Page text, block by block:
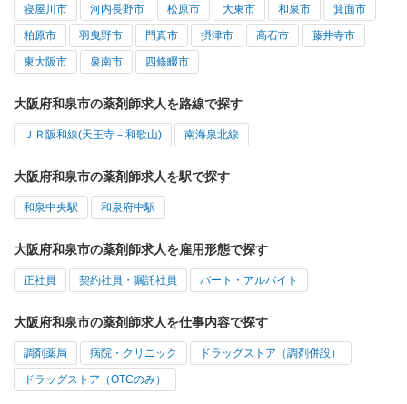
寝屋川市 河内長野市 松原市 大東市 和泉市 箕面市
柏原市 羽曳野市 門真市 摂津市 高石市 藤井寺市
東大阪市 泉南市 四條畷市
大阪府和泉市の薬剤師求人を路線で探す
ＪＲ阪和線(天王寺－和歌山) 南海泉北線
大阪府和泉市の薬剤師求人を駅で探す
和泉中央駅 和泉府中駅
大阪府和泉市の薬剤師求人を雇用形態で探す
正社員 契約社員・嘱託社員 パート・アルバイト
大阪府和泉市の薬剤師求人を仕事内容で探す
調剤薬局 病院・クリニック ドラッグストア（調剤併設）
ドラッグストア（OTCのみ）